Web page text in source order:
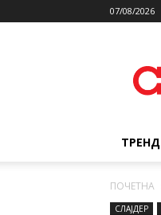
07/08/2026
ТРЕНД
ПОЧЕТНА
СЛАЈДЕР